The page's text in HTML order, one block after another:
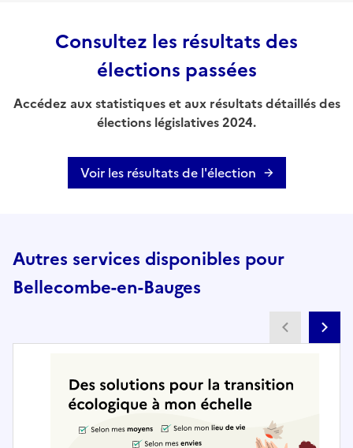
Consultez les résultats des
élections passées
Accédez aux statistiques et aux résultats détaillés des
élections législatives 2024.
Voir les résultats de l'élection
Autres services disponibles pour
Bellecombe-en-Bauges